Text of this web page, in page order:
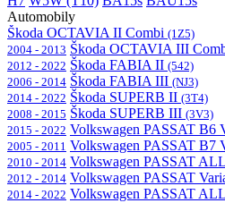
Automobily
Škoda OCTAVIA II Combi (1Z5)
2004 - 2013 Škoda OCTAVIA III
2012 - 2022 Škoda FABIA II (542)
2006 - 2014 Škoda FABIA III (NJ3)
2014 - 2022 Škoda SUPERB II (3T4)
2008 - 2015 Škoda SUPERB III (3V3)
2015 - 2022 Volkswagen PASSAT B6
2005 - 2011 Volkswagen PASSAT B7
2010 - 2014 Volkswagen PASSAT
2012 - 2014 Volkswagen PASSAT
2014 - 2022 Volkswagen PASSAT